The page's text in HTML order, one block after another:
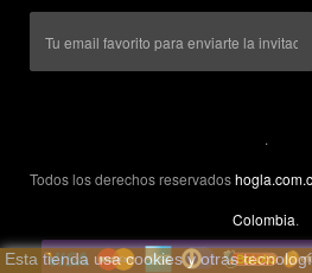
.
Todos los derechos reservados
Colombia.
Esta tienda usa cookies y otras